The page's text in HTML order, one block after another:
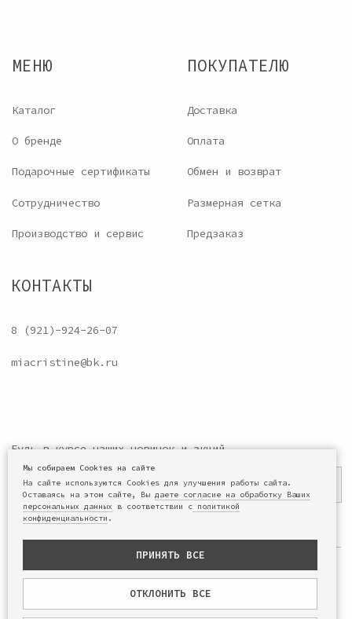
Мы собираем Cookies на сайте
На сайте используются Cookies для улучшения работы сайта.
Оставаясь на этом сайте, Вы даете согласие на обработку Ваших
персональных данных в соответствии с политикой
конфиденциальности .
ПРИНЯТЬ ВСЕ
ОТКЛОНИТЬ ВСЕ